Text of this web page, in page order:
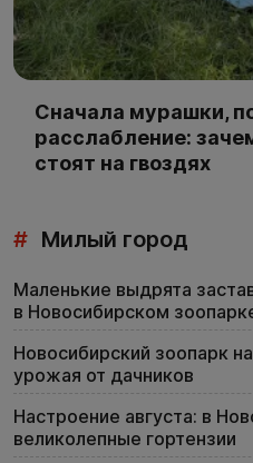
Сначала мурашки,
расслабление:
стоят на гвоздях
# Милый город
Маленькие выдрята
в Новосибирском
Новосибирский зоопарк
урожая от дачников
Настроение августа: в
великолепные гортензии